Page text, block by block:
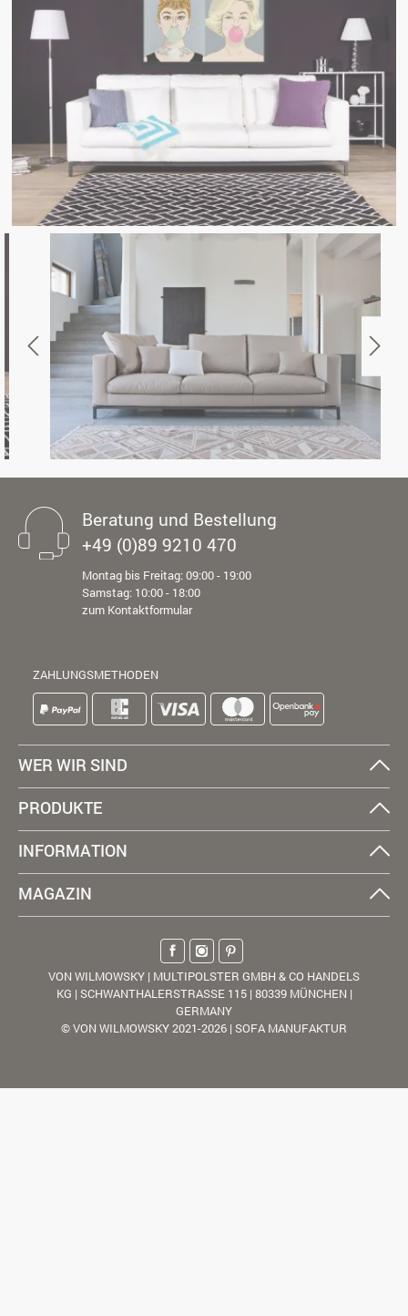
Beratung und Bestellung
+49 (0)89 9210 470
Montag bis Freitag: 09:00 - 19:00
Samstag: 10:00 - 18:00
zum Kontaktformular
ZAHLUNGSMETHODEN
WER WIR SIND
PRODUKTE
INFORMATION
MAGAZIN
VON WILMOWSKY | MULTIPOLSTER GMBH & CO HANDELS
KG | SCHWANTHALERSTRASSE 115 | 80339 MÜNCHEN |
GERMANY
© VON WILMOWSKY 2021-2026 | SOFA MANUFAKTUR